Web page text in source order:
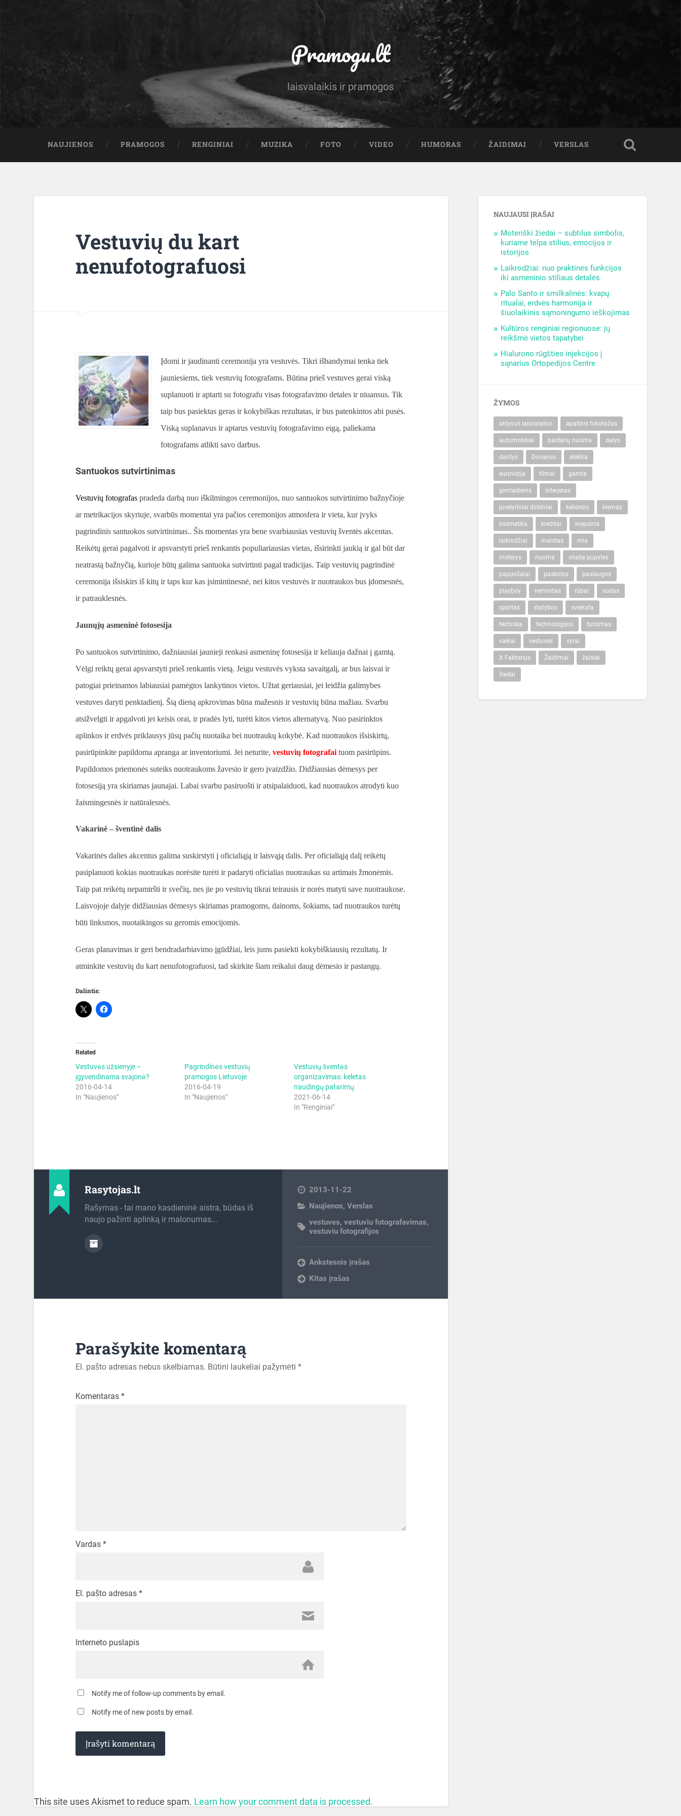
Pramogu.lt
laisvalaikis ir pramogos
NAUJIENOS PRAMOGOS RENGINIAI MUZIKA FOTO VIDEO HUMORAS ŽAIDIMAI VERSLAS
Vestuvių du kart
nenufotografuosi
Įdomi ir jaudinanti ceremonija yra vestuvės. Tikri išbandymai tenka tiek
jauniesiems, tiek vestuvių fotografams. Būtina prieš vestuves gerai viską
suplanuoti ir aptarti su fotografu visas fotografavimo detales ir niuansus. Tik
taip bus pasiektas geras ir kokybiškas rezultatas, ir bus patenkintos abi pusės.
Viską suplanavus ir aptarus vestuvių fotografavimo eigą, paliekama
fotografams atlikti savo darbus.
Santuokos sutvirtinimas
Vestuvių fotografaspradeda darbą nuo iškilmingos ceremonijos, nuo santuokos sutvirtinimo bažnyčioje
ar metrikacijos skyriuje, svarbūs momentai yra pačios ceremonijos atmosfera ir vieta, kur įvyks
pagrindinis santuokos sutvirtinimas.. Šis momentas yra bene svarbiausias vestuvių šventės akcentas.
Reikėtų gerai pagalvoti ir apsvarstyti prieš renkantis populiariausias vietas, išsirinkti jaukią ir gal būt dar
neatrastą bažnyčią, kurioje būtų galima santuoka sutvirtinti pagal tradicijas. Taip vestuvių pagrindinė
ceremonija išsiskirs iš kitų ir taps kur kas įsimintinesnė, nei kitos vestuvės ir nuotraukos bus įdomesnės,
ir patrauklesnės.
Jaunųjų asmeninė fotosesija
Po santuokos sutvirtinimo, dažniausiai jaunieji renkasi asmeninę fotosesija ir keliauja dažnai į gamtą.
Vėlgi reiktų gerai apsvarstyti prieš renkantis vietą. Jeigu vestuvės vyksta savaitgalį, ar bus laisvai ir
patogiai prieinamos labiausiai pamėgtos lankytinos vietos. Užtat geriausiai, jei leidžia galimybes
vestuves daryti penktadienį. Šią dieną apkrovimas būna mažesnis ir vestuvių būna mažiau. Svarbu
atsižvelgti ir apgalvoti jei keisis orai, ir pradės lyti, turėti kitos vietos alternatyvą. Nuo pasirinktos
aplinkos ir erdvės priklausys jūsų pačių nuotaika bei nuotraukų kokybė. Kad nuotraukos išsiskirtų,
pasirūpinkite papildoma apranga ar inventoriumi. Jei neturite, vestuvių fotografaituom pasirūpins.
Papildomos priemonės suteiks nuotraukoms žavesio ir gero įvaizdžio. Didžiausias dėmesys per
fotosesiją yra skiriamas jaunajai. Labai svarbu pasiruošti ir atsipalaiduoti, kad nuotraukos atrodyti kuo
žaismingesnės ir natūralesnės.
Vakarinė – šventinė dalis
Vakarinės dalies akcentus galima suskirstyti į oficialiąją ir laisvąją dalis. Per oficialiąją dalį reikėtų
pasiplanuoti kokias nuotraukas norėsite turėti ir padaryti oficialias nuotraukas su artimais žmonėmis.
Taip pat reikėtų nepamiršti ir svečių, nes jie po vestuvių tikrai teirausis ir norės matyti save nuotraukose.
Laisvojoje dalyje didžiausias dėmesys skiriamas pramogoms, dainoms, šokiams, tad nuotraukos turėtų
būti linksmos, nuotaikingos su geromis emocijomis.
Geras planavimas ir geri bendradarbiavimo įgūdžiai, leis jums pasiekti kokybiškiausių rezultatų. Ir
atminkite vestuvių du kart nenufotografuosi, tad skirkite šiam reikalui daug dėmesio ir pastangų.
Dalintis:
Related
Vestuvės užsienyje –
įgyvendinama svajonė?
2016-04-14
In "Naujienos"
Pagrindinės vestuvių
pramogos Lietuvoje
2016-04-19
In "Naujienos"
Vestuvių šventės
organizavimas: keletas
naudingų patarimų
2021-06-14
In "Renginiai"
Rasytojas.lt
Rašymas - tai mano kasdieninė aistra, būdas iš
naujo pažinti aplinką ir malonumas...
2013-11-22
Naujienos,Verslas
vestuves,vestuviu fotografavimas,
vestuviu fotografijos
Ankstesnis įrašas
Kitas įrašas
Parašykite komentarą
El. pašto adresas nebus skelbiamas. Būtini laukeliai pažymėti *
Komentaras *
Vardas *
El. pašto adresas *
Interneto puslapis
Notify me of follow-up comments by email.
Notify me of new posts by email.
This site uses Akismet to reduce spam. Learn how your comment data is processed.
NAUJAUSI ĮRAŠAI
Moteriški žiedai – subtilus simbolis,
kuriame telpa stilius, emocijos ir
istorijos
Laikrodžiai: nuo praktinės funkcijos
iki asmeninio stiliaus detalės
Palo Santo ir smilkalinės: kvapų
ritualai, erdvės harmonija ir
šiuolaikinis sąmoningumo ieškojimas
Kultūros renginiai regionuose: jų
reikšmė vietos tapatybei
Hialurono rūgšties injekcijos į
sąnarius Ortopedijos Centre
ŽYMOS
aktyvus laisvalaikis apatinis trikotažas
automobiliai baidarių nuoma dalys
dantys Dovanos elektra
eurovizija filmai gamta
gimtadienis interjeras
juvelyriniai dirbiniai kelionės kiemas
kosmetika kreditai krepsinis
laikrodžiai maistas mia
moterys nuoma olialia pupytes
papuošalai paskolos paslaugos
playboy remontas rūbai sodas
sportas statybos sveikata
technika technologijos turizmas
vaikai vestuves vyrai
X Faktorius Žaidimai žaislai
žiedai